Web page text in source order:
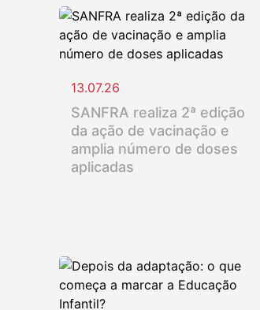
13.07.26
SANFRA realiza 2ª edição
da ação de vacinação e
amplia número de doses
aplicadas